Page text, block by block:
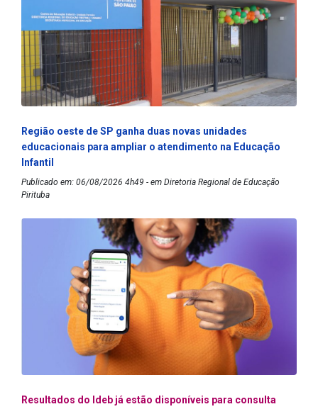
Região oeste de SP ganha duas novas unidades
educacionais para ampliar o atendimento na Educação
Infantil
Publicado em: 06/08/2026 4h49 - em Diretoria Regional de Educação
Pirituba
Resultados do Ideb já estão disponíveis para consulta